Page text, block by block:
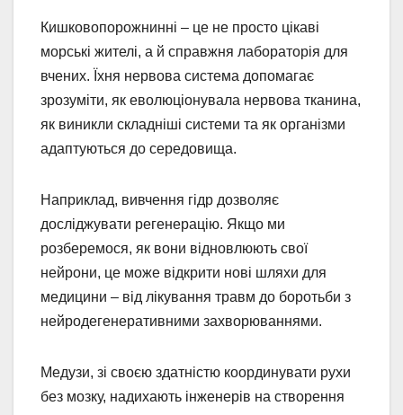
Кишковопорожнинні – це не просто цікаві
морські жителі, а й справжня лабораторія для
вчених. Їхня нервова система допомагає
зрозуміти, як еволюціонувала нервова тканина,
як виникли складніші системи та як організми
адаптуються до середовища.
Наприклад, вивчення гідр дозволяє
досліджувати регенерацію. Якщо ми
розберемося, як вони відновлюють свої
нейрони, це може відкрити нові шляхи для
медицини – від лікування травм до боротьби з
нейродегенеративними захворюваннями.
Медузи, зі своєю здатністю координувати рухи
без мозку, надихають інженерів на створення